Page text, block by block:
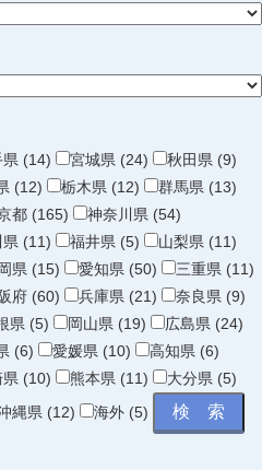
県 (14) 宮城県 (24)
秋田県 (9)
(12) 栃木県 (12)
群馬県 (13)
都 (165)
神奈川県 (54)
県 (11) 福井県 (5)
山梨県 (11)
県 (15) 愛知県 (50)
三重県 (11)
府 (60) 兵庫県 (21)
奈良県 (9)
県 (5) 岡山県 (19)
広島県 (24)
(6) 愛媛県 (10)
高知県 (6)
県 (10) 熊本県 (11)
大分県 (5)
縄県 (12) 海外 (5)